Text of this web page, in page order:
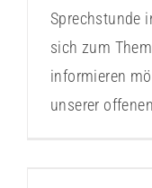
Sprechstunde
sich zum
informieren
unserer